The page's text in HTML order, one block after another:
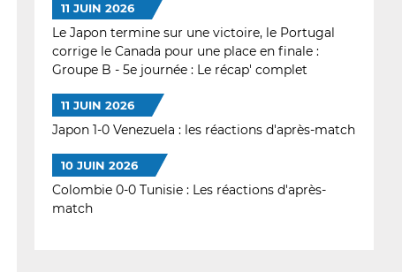
11 JUIN 2026
Le Japon termine sur une victoire, le Portugal
corrige le Canada pour une place en finale :
Groupe B - 5e journée : Le récap' complet
11 JUIN 2026
Japon 1-0 Venezuela : les réactions d'après-match
10 JUIN 2026
Colombie 0-0 Tunisie : Les réactions d'après-
match